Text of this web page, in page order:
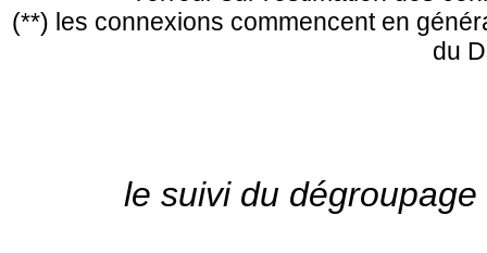
(**) les connexions commencent en
du
le suivi du